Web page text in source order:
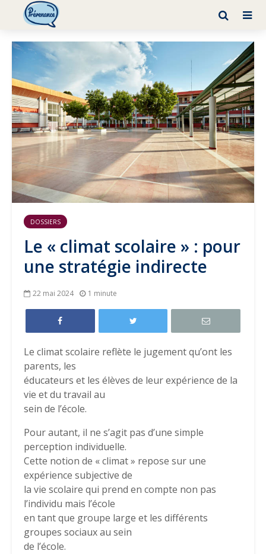
DOSSIERS
Le « climat scolaire » : pour
une stratégie indirecte
22 mai 2024 1 minute
Le climat scolaire reflète le jugement qu’ont les
parents, les
éducateurs et les élèves de leur expérience de la
vie et du travail au
sein de l’école.
Pour autant, il ne s’agit pas d’une simple
perception individuelle.
Cette notion de « climat » repose sur une
expérience subjective de
la vie scolaire qui prend en compte non pas
l’individu mais l’école
en tant que groupe large et les différents
groupes sociaux au sein
de l’école.